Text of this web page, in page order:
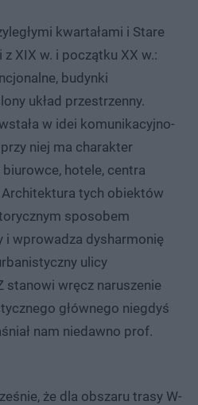
kwartałami i Stare
XIX w. i początku XX w.:
budynki
układ przestrzenny.
w idei komunikacyjno-
niej ma charakter
biurowce, hotele, centra
tych obiektów
sposobem
i wprowadza dysharmonię
ulicy
stanowi wręcz naruszenie
głównego niegdyś
nam niedawno prof.
że dla obszaru trasy W-